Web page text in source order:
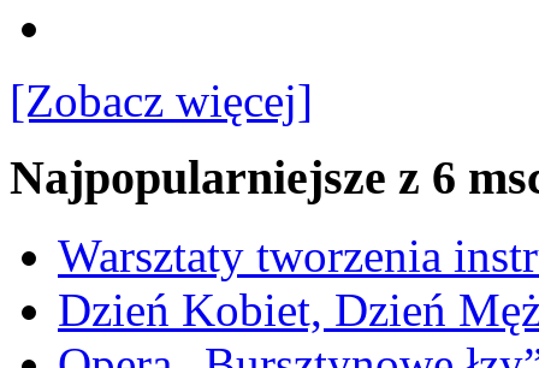
[Zobacz więcej]
Najpopularniejsze z 6
Warsztaty tworzenia
Dzień Kobiet, Dzień